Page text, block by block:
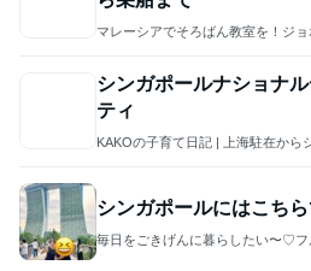
マレーシアでそろばん教室を！ジョ
シンガポールナショナ
ティ
KAKOの子育て日記 | 上海駐在からシンガポール駐在へ。
シンガポールにはこち
毎日をごきげんに暮らしたい〜♡フ